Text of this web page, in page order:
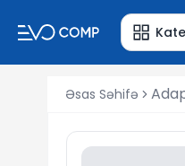
Əsas Səhifə